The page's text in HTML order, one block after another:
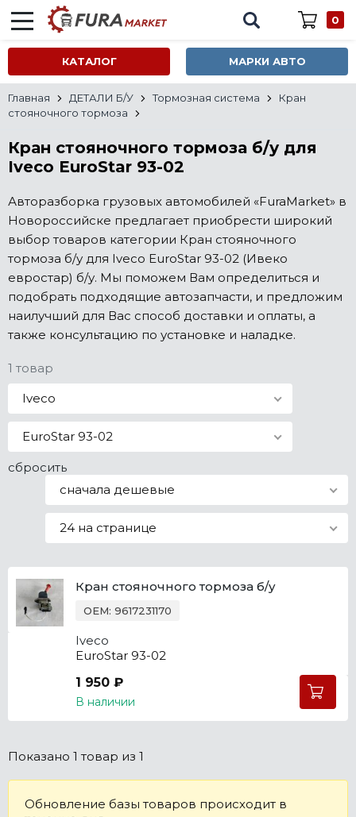
0
КАТАЛОГ МАРКИ АВТО
Главная ДЕТАЛИ Б/У Тормозная система
Кран
стояночного тормоза
Кран стояночного тормоза б/у для
Iveco EuroStar 93-02
Авторазборка грузовых автомобилей «FuraMarket» в
Новороссийске предлагает приобрести широкий
выбор товаров категории Кран стояночного
тормоза б/у для Iveco EuroStar 93-02 (Ивеко
евростар) б/у. Мы поможем Вам определиться и
подобрать подходящие автозапчасти, и предложим
наилучший для Вас способ доставки и оплаты, а
также консультацию по установке и наладке.
1 товар
Iveco
EuroStar 93-02
сбросить
сначала дешевые
24 на странице
Кран стояночного тормоза б/у
OEM: 9617231170
Iveco
EuroStar 93-02
1 950 ₽
В наличии
Показано 1 товар из 1
Обновление базы товаров происходит в